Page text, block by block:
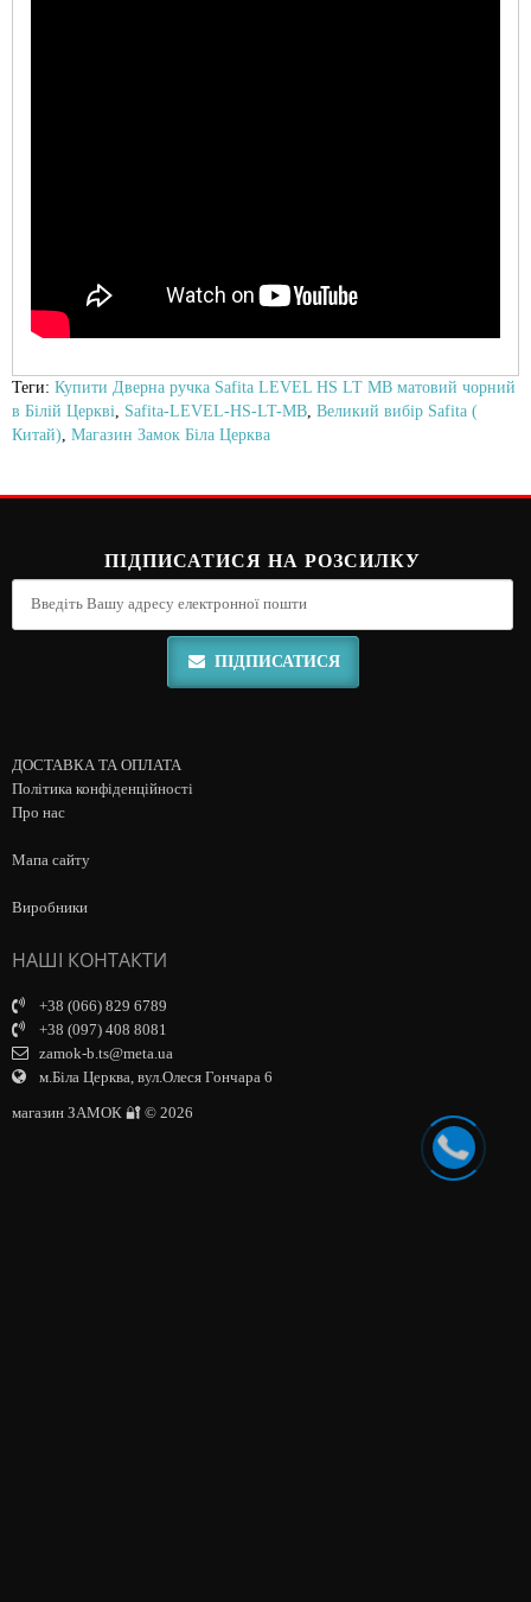
Теги: Купити Дверна ручка Safita LEVEL HS LT MB матовий чорний
в Білій Церкві
Safita-LEVEL-HS-LT-MB Великий вибір Safita (
Китай) Магазин Замок Біла Церква
ПІДПИСАТИСЯ НА РОЗСИЛКУ
ПІДПИСАТИСЯ
ДОСТАВКА ТА ОПЛАТА
Політика конфіденційності
Про нас
Мапа сайту
Виробники
НАШІ КОНТАКТИ
+38 (066) 829 6789
+38 (097) 408 8081
zamok-b.ts@meta.ua
м.Біла Церква, вул.Олеся Гончара 6
магазин ЗАМОК 🔐 © 2026